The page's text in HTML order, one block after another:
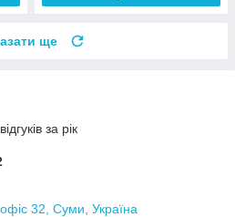
ще
за рік
32, Суми, Україна